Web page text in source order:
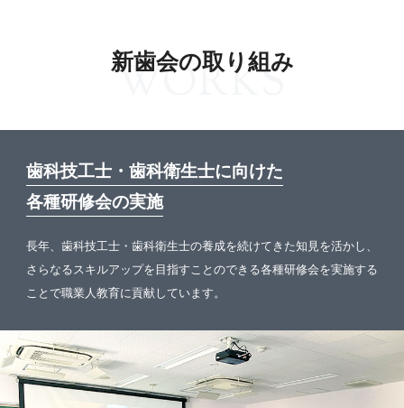
新歯会の取り組み
WORKS
歯科技工士・歯科衛生士に向けた
各種研修会の実施
長年、歯科技工士・歯科衛生士の養成を続けてきた知見を活かし、
さらなるスキルアップを目指すことのできる各種研修会を実施する
ことで職業人教育に貢献しています。